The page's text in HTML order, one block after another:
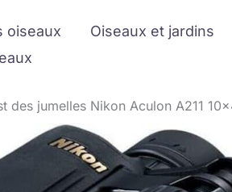
oiseaux Oiseaux et jardins
des jumelles Nikon Aculon A211